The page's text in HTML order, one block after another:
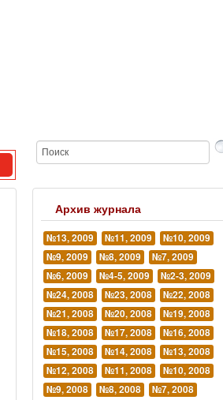
Архив журнала
№13, 2009 №11, 2009
№10, 2009
№9, 2009
№8, 2009
№7, 2009
№6, 2009
№4-5, 2009
№2-3, 2009
№24, 2008
№23, 2008
№22, 2008
№21, 2008
№20, 2008
№19, 2008
№18, 2008
№17, 2008
№16, 2008
№15, 2008
№14, 2008
№13, 2008
№12, 2008
№11, 2008
№10, 2008
№9, 2008
№8, 2008
№7, 2008